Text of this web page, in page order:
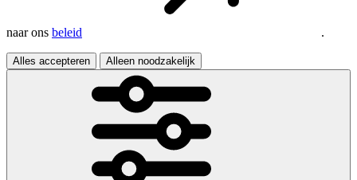
naar ons beleid .
Alles accepteren Alleen noodzakelijk